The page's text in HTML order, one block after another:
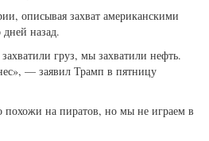
описывая захват американскими
дней назад.
груз, мы захватили нефть.
— заявил Трамп в пятницу
на пиратов, но мы не играем в